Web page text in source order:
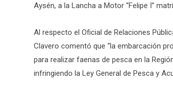
Aysén, a la Lancha a Motor “Felipe I”
Al respecto el Oficial de Relaciones
Clavero comentó que “la embarcación
para realizar faenas de pesca en la
infringiendo la Ley General de Pesca y